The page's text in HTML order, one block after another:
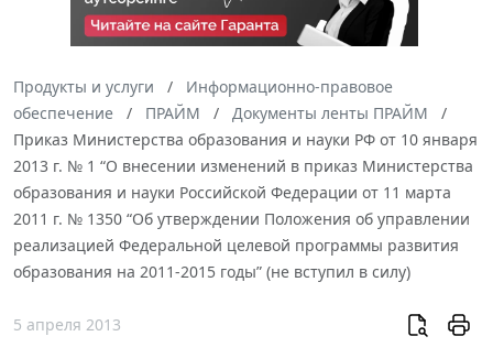
Продукты и услуги
Информационно-правовое
обеспечение
ПРАЙМ
Документы ленты ПРАЙМ
Приказ Министерства образования и науки РФ от 10 января
2013 г. № 1 “О внесении изменений в приказ Министерства
образования и науки Российской Федерации от 11 марта
2011 г. № 1350 “Об утверждении Положения об управлении
реализацией Федеральной целевой программы развития
образования на 2011-2015 годы” (не вступил в силу)
5 апреля 2013